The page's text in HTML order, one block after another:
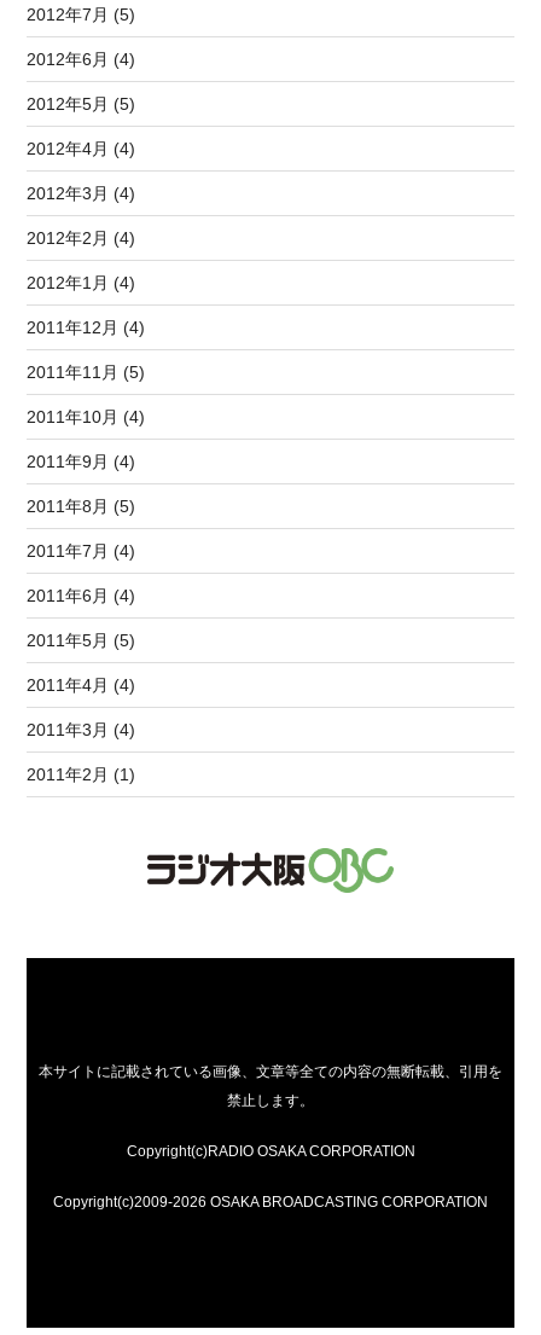
2012年7月 (5)
2012年6月 (4)
2012年5月 (5)
2012年4月 (4)
2012年3月 (4)
2012年2月 (4)
2012年1月 (4)
2011年12月 (4)
2011年11月 (5)
2011年10月 (4)
2011年9月 (4)
2011年8月 (5)
2011年7月 (4)
2011年6月 (4)
2011年5月 (5)
2011年4月 (4)
2011年3月 (4)
2011年2月 (1)
本サイトに記載されている画像、文章等全ての内容の無断転載、引用を
禁止します。
Copyright(c)RADIO OSAKA CORPORATION
Copyright(c)2009-2026 OSAKA BROADCASTING CORPORATION